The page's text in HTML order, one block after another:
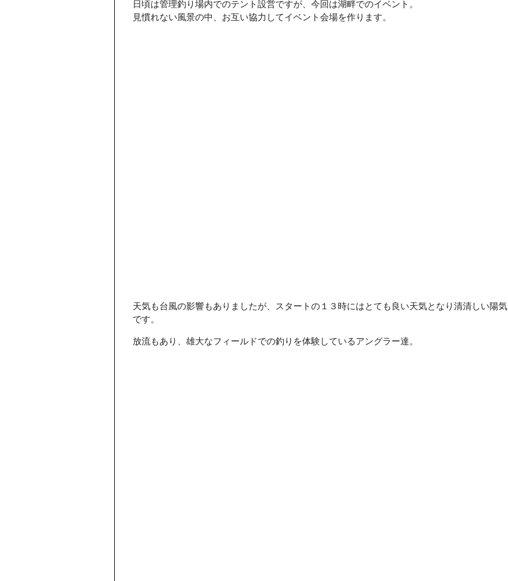
日頃は管理釣り場内でのテント設営ですが、今回は湖畔でのイベント。
見慣れない風景の中、お互い協力してイベント会場を作ります。
天気も台風の影響もありましたが、スタートの１３時にはとても良い天気となり清清しい陽気
です。
放流もあり、雄大なフィールドでの釣りを体験しているアングラー達。